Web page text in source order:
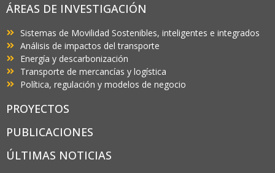
ÁREAS DE INVESTIGACIÓN
Sistemas de Movilidad Sostenibles, inteligentes e integrados
Análisis de impactos del transporte
Energía y descarbonización
Transporte de mercancías y logística
Política, regulación y modelos de negocio
PROYECTOS
PUBLICACIONES
ÚLTIMAS NOTICIAS